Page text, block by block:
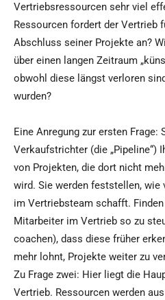
Vertriebsressourcen sehr viel
Ressourcen fordert der Vertrieb
Abschluss seiner Projekte an?
über einen langen Zeitraum
obwohl diese längst verloren
wurden?
Eine Anregung zur ersten Frage:
Verkaufstrichter (die „Pipeline“)
von Projekten, die dort nicht
wird. Sie werden feststellen,
im Vertriebsteam schafft. Finden
Mitarbeiter im Vertrieb so zu
coachen), dass diese früher
mehr lohnt, Projekte weiter zu
Zu Frage zwei: Hier liegt die
Vertrieb. Ressourcen werden